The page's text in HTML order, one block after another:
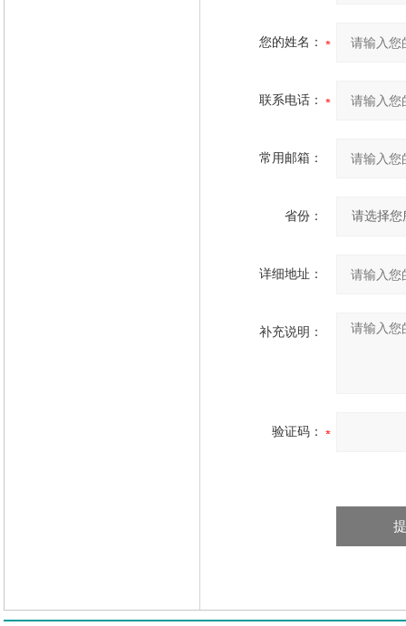
您的姓名：
联系电话：
常用邮箱：
省份：
详细地址：
补充说明：
验证码：